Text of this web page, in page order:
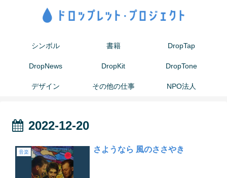
シンボル 書籍 DropTap
DropNews DropKit DropTone
デザイン その他の仕事 NPO法人
2022-12-20
音楽 さようなら 風のささやき